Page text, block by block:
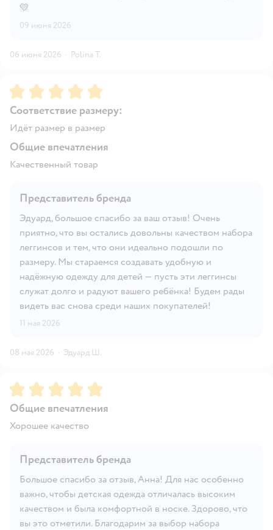
💛
09 июня 2026
06 июня 2026 · Polina T.
Рейтинг:5
Соответствие размеру:
Идёт размер в размер
Общие впечатления
Качественный товар
Представитель бренда
Эдуард, большое спасибо за ваш отзыв! Очень
приятно, что вы остались довольны качеством набора
леггинсов и тем, что они идеально подошли по
размеру. Мы стараемся создавать удобную и
надёжную одежду для детей — пусть эти леггинсы
служат долго и радуют вашего ребёнка! Будем рады
видеть вас снова среди наших покупателей!
11 мая 2026
08 мая 2026 · Эдуард Ш.
Рейтинг:5
Общие впечатления
Хорошее качество
Представитель бренда
Большое спасибо за отзыв, Анна! Для нас особенно
важно, чтобы детская одежда отличалась высоким
качеством и была комфортной в носке. Здорово, что
вы это отметили. Благодарим за выбор набора